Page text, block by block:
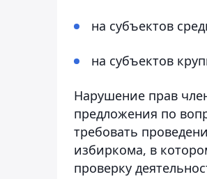
на субъектов
на субъектов
Нарушение прав
предложения по
требовать
избиркома, в
проверку